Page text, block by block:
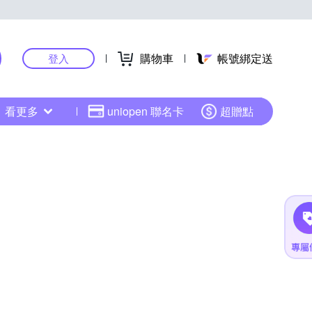
登入 購物車 帳號綁定送
看更多 uniopen 聯名卡 超贈點